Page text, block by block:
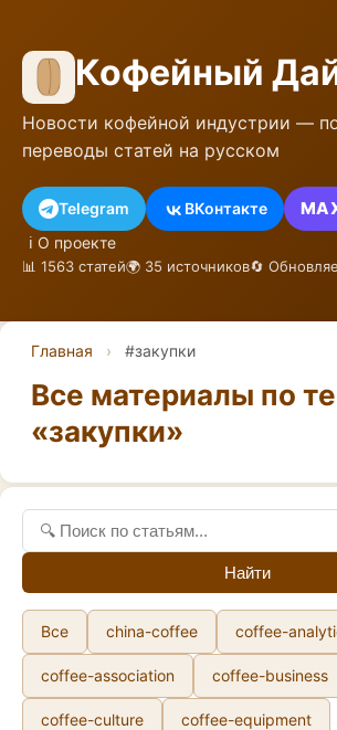
Кофейный
Новости кофейной индустрии —
переводы статей на русском
Telegram ВКонтакте
ℹ️ О проекте
📊 1563 статей🌍 35 источников🔄
Главная › #закупки
Все материалы по
«закупки»
Найти
Все china-coffee coffee-
coffee-association coffee-business
coffee-culture coffee-equipment